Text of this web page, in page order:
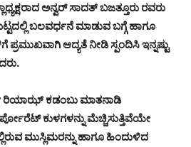
ಅನ್ವರ್ ಸಾದತ್ ಬಜತ್ತೂರು ರವರು
ಬಲವರ್ಧನೆ ಮಾಡುವ ಬಗ್ಗೆ ಹಾಗೂ
ಆದ್ಯತೆ ನೀಡಿ ಸ್ಪಂದಿಸಿ ಇನ್ನಷ್ಟು
ರಿಯಾಝ್ ಕಡಂಬು ಮಾತನಾಡಿ
ಕುಳಗಳನ್ನು ಮೆಚ್ಚಿಸುತ್ತಿವೆಯೇ
ಮುಸ್ಲಿಮರನ್ನು ಹಾಗೂ ಹಿಂದುಳಿದ